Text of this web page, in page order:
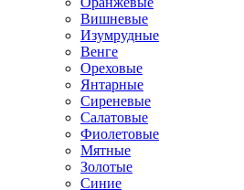
Вишневые
Изумрудные
Венге
Ореховые
Янтарные
Сиреневые
Салатовые
Фиолетовые
Мятные
Золотые
Синие